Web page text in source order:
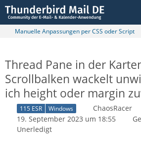
Manuelle Anpassungen per CSS oder Script
Thread Pane in der
Scrollbalken wackelt
ich height oder margin
115 ESR Windows
ChaosRacer
19. September 2023 um 18:55
Unerledigt